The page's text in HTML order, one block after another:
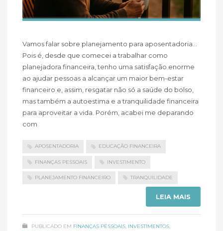
Vamos falar sobre planejamento para aposentadoria…
Pois é, desde que comecei a trabalhar como
planejadora financeira, tenho uma satisfação enorme
ao ajudar pessoas a alcançar um maior bem-estar
financeiro e, assim, resgatar não só a saúde do bolso,
mas também a autoestima e a tranquilidade financeira
para aproveitar a vida. Porém, acabei me deparando
com
APOSENTADORIA EDUCAÇÃO FINANCEIRA
FINANÇAS PESSOAIS INVESTIMENTO
PLANEJAMENTO FINANCEIRO TRANQUILIDADE
LEIA MAIS
PUBLICADO EM FINANÇAS PESSOAIS, INVESTIMENTOS,